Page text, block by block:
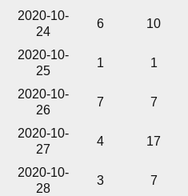
2020-10-
24
6 10
2020-10-
25
1 1
2020-10-
26
7 7
2020-10-
27
4 17
2020-10-
28
3 7